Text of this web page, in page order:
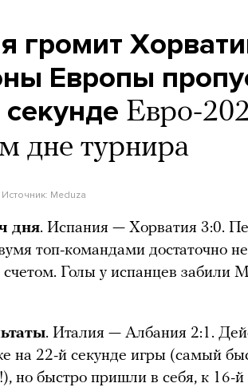
громит
Европы
Евро-
дне турнира
Источник: Meduza
дня. Испания — Хорватия 3:0.
топ-командами достаточно
Голы у испанцев забили
. Италия — Албания 2:1.
на 22-й секунде игры (самый
но быстро пришли в себя, к 16-й